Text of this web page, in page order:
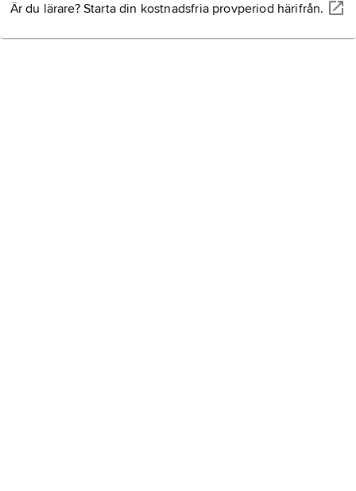
Är du lärare? Starta din kostnadsfria provperiod härifrån.